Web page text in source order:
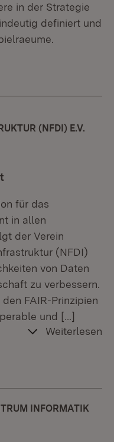
in der Strategie
definiert und
(NFDI) E.V.
für das
in allen
der Verein
(NFDI)
von Daten
zu verbessern.
FAIR-Prinzipien
und […]
Weiterlesen
INFORMATIK